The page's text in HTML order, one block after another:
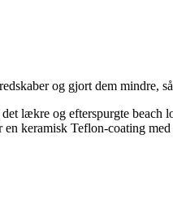
og gjort dem mindre,
lækre og efterspurgte
keramisk Teflon-coating